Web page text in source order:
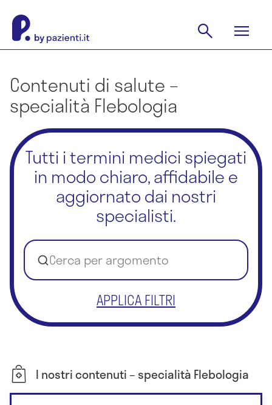
Contenuti di salute –
specialità Flebologia
Tutti i termini medici spiegati
in modo chiaro, affidabile e
aggiornato dai nostri
specialisti.
APPLICA FILTRI
I nostri contenuti – specialità Flebologia